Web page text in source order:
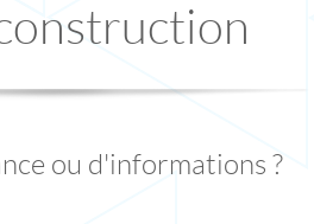
ou d'informations ?